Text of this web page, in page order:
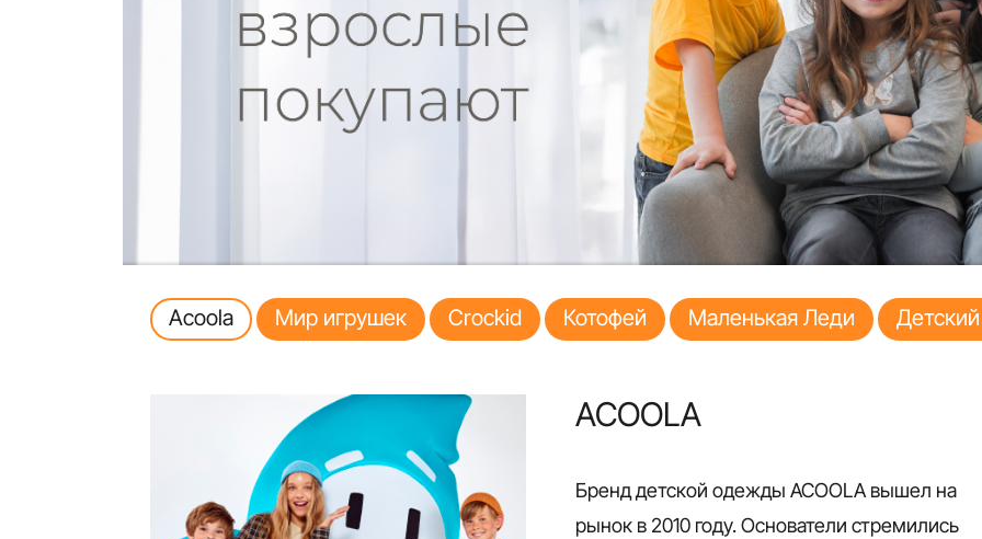
Acoola Мир игрушек Crockid Котофей Маленькая Леди
ACOOLA
Бренд детской одежды ACOOLA вышел на
рынок в 2010 году. Основатели стремились